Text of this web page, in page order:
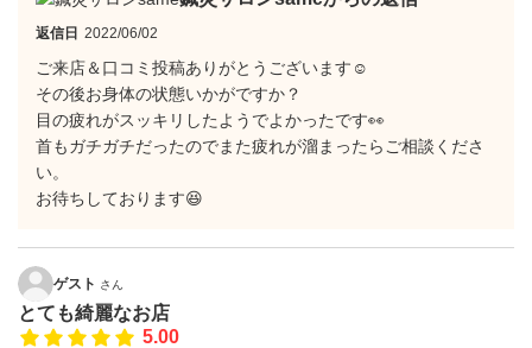
返信日 2022/06/02
ご来店＆口コミ投稿ありがとうございます☺️
その後お身体の状態いかがですか？
目の疲れがスッキリしたようでよかったです👀
首もガチガチだったのでまた疲れが溜まったらご相談くださ
い。
お待ちしております😆
ゲスト さん
とても綺麗なお店
5.00